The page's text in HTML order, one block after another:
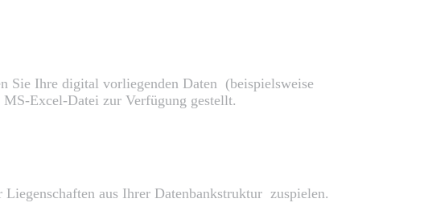
Sie Ihre digital vorliegenden Daten (beispielsweise
Excel-Datei zur Verfügung gestellt.
aus Ihrer Datenbankstruktur zuspielen.